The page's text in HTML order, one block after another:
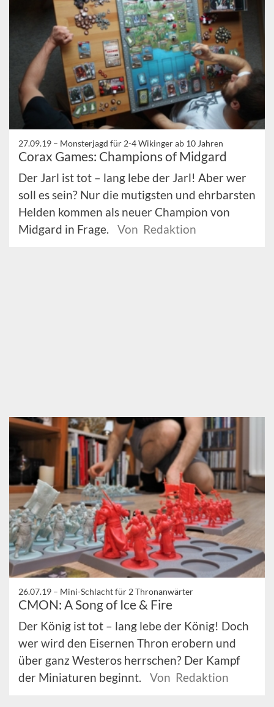
27.09.19 – Monsterjagd für 2-4 Wikinger ab 10 Jahren
Corax Games: Champions of Midgard
Der Jarl ist tot – lang lebe der Jarl! Aber wer
soll es sein? Nur die mutigsten und ehrbarsten
Helden kommen als neuer Champion von
Midgard in Frage.
Von Redaktion
26.07.19 – Mini-Schlacht für 2 Thronanwärter
CMON: A Song of Ice & Fire
Der König ist tot – lang lebe der König! Doch
wer wird den Eisernen Thron erobern und
über ganz Westeros herrschen? Der Kampf
der Miniaturen beginnt.
Von Redaktion